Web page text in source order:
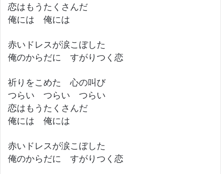
恋はもうたくさんだ
俺には 俺には
赤いドレスが涙こぼした
俺のからだに すがりつく恋
祈りをこめた 心の叫び
つらい つらい つらい
恋はもうたくさんだ
俺には 俺には
赤いドレスが涙こぼした
俺のからだに すがりつく恋